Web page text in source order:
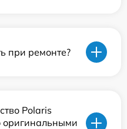
при ремонте?
Polaris
оригинальными